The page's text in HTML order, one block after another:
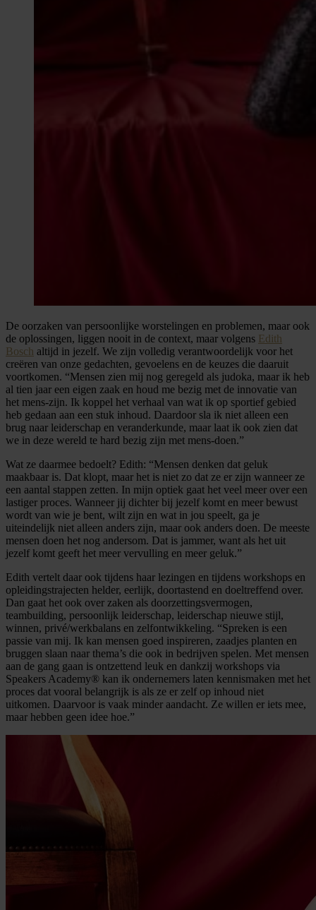
De oorzaken van persoonlijke worstelingen en problemen, maar ook
de oplossingen, liggen nooit in de context, maar volgens Edith
Bosch altijd in jezelf. We zijn volledig verantwoordelijk voor het
creëren van onze gedachten, gevoelens en de keuzes die daaruit
voortkomen. “Mensen zien mij nog geregeld als judoka, maar ik heb
al tien jaar een eigen zaak en houd me bezig met de innovatie van
het mens-zijn. Ik koppel het verhaal van wat ik op sportief gebied
heb gedaan aan een stuk inhoud. Daardoor sla ik niet alleen een
brug naar leiderschap en veranderkunde, maar laat ik ook zien dat
we in deze wereld te hard bezig zijn met mens-doen.”
Wat ze daarmee bedoelt? Edith: “Mensen denken dat geluk
maakbaar is. Dat klopt, maar het is niet zo dat ze er zijn wanneer ze
een aantal stappen zetten. In mijn optiek gaat het veel meer over een
lastiger proces. Wanneer jij dichter bij jezelf komt en meer bewust
wordt van wie je bent, wilt zijn en wat in jou speelt, ga je
uiteindelijk niet alleen anders zijn, maar ook anders doen. De meeste
mensen doen het nog andersom. Dat is jammer, want als het uit
jezelf komt geeft het meer vervulling en meer geluk.”
Edith vertelt daar ook tijdens haar lezingen en tijdens workshops en
opleidingstrajecten helder, eerlijk, doortastend en doeltreffend over.
Dan gaat het ook over zaken als doorzettingsvermogen,
teambuilding, persoonlijk leiderschap, leiderschap nieuwe stijl,
winnen, privé/werkbalans en zelfontwikkeling. “Spreken is een
passie van mij. Ik kan mensen goed inspireren, zaadjes planten en
bruggen slaan naar thema’s die ook in bedrijven spelen. Met mensen
aan de gang gaan is ontzettend leuk en dankzij workshops via
Speakers Academy® kan ik ondernemers laten kennismaken met het
proces dat vooral belangrijk is als ze er zelf op inhoud niet
uitkomen. Daarvoor is vaak minder aandacht. Ze willen er iets mee,
maar hebben geen idee hoe.”